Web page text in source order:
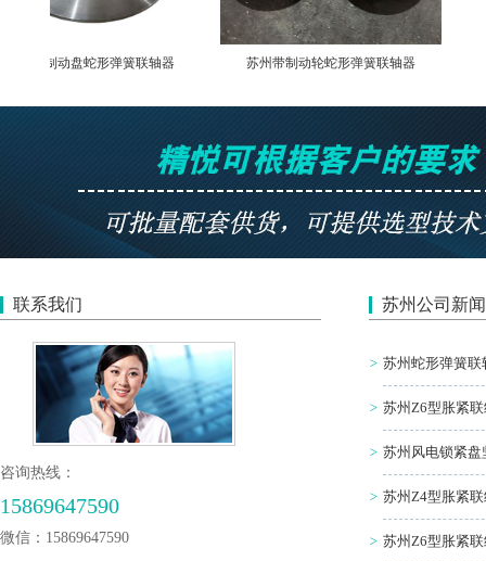
制动盘蛇形弹簧联轴器 苏州带制动轮蛇形弹簧联轴器
联系我们
咨询热线：
15869647590
微信：15869647590
苏州公司新闻
> 苏州蛇形弹簧联
> 苏州Z6型胀紧
> 苏州风电锁紧盘
> 苏州Z4型胀紧
> 苏州Z6型胀紧